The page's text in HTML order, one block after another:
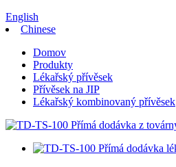
English
Chinese
Domov
Produkty
Lékařský přívěsek
Přívěsek na JIP
Lékařský kombinovaný přívěsek